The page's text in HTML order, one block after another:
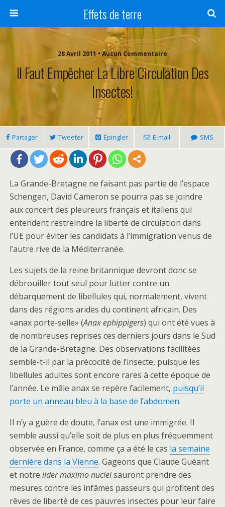
Effets de terre
28 Avril 2011 • Aucun Commentaire
Il Faut Empêcher La Libre Circulation Des
Insectes!
Partager Tweeter Épingler E-mail SMS
La Grande-Bretagne ne faisant pas partie de l’espace
Schengen, David Cameron se pourra pas se joindre
aux concert des pleureurs français et italiens qui
entendent restreindre la liberté de circulation dans
l’UE pour éviter les candidats à l’immigration venus de
l’autre rive de la Méditerranée.
Les sujets de la reine britannique devront donc se
débrouiller tout seul pour lutter contre un
débarquement de libellules qui, normalement, vivent
dans des régions arides du continent africain. Des
«anax porte-selle» (Anax ephippigers) qui ont été vues à
de nombreuses reprises ces derniers jours dans le Sud
de la Grande-Bretagne. Des observations facilitées
semble-t-il par la précocité de l’insecte, puisque les
libellules adultes sont encore rares à cette époque de
l’année. Le mâle anax se repère facilement, puisqu’il
porte un anneau bleu à la base de l’abdomen.
Il n’y a guère de doute, l’anax est une immigrée. Il
semble aussi qu’elle soit de plus en plus fréquemment
observée en France, comme ça a été le cas la semaine
dernière dans la Vienne. Gageons que Claude Guéant
et notre lider maximo nucleisauront prendre des
mesures contre les infâmes passeurs qui profitent des
rêves de liberté de ces pauvres insectes pour leur faire